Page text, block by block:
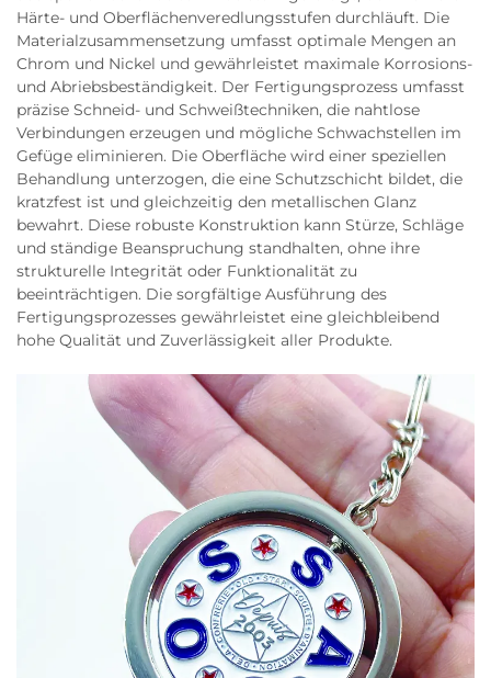
Härte- und Oberflächenveredlungsstufen durchläuft. Die
Materialzusammensetzung umfasst optimale Mengen an
Chrom und Nickel und gewährleistet maximale Korrosions-
und Abriebsbeständigkeit. Der Fertigungsprozess umfasst
präzise Schneid- und Schweißtechniken, die nahtlose
Verbindungen erzeugen und mögliche Schwachstellen im
Gefüge eliminieren. Die Oberfläche wird einer speziellen
Behandlung unterzogen, die eine Schutzschicht bildet, die
kratzfest ist und gleichzeitig den metallischen Glanz
bewahrt. Diese robuste Konstruktion kann Stürze, Schläge
und ständige Beanspruchung standhalten, ohne ihre
strukturelle Integrität oder Funktionalität zu
beeinträchtigen. Die sorgfältige Ausführung des
Fertigungsprozesses gewährleistet eine gleichbleibend
hohe Qualität und Zuverlässigkeit aller Produkte.